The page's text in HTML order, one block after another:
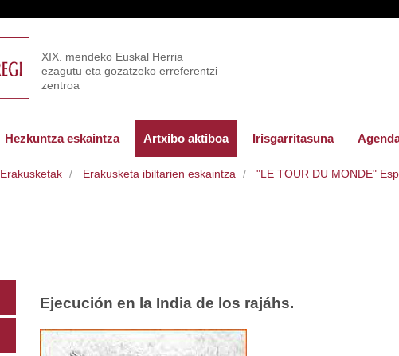
XIX. mendeko Euskal Herria
ezagutu eta gozatzeko erreferentzi
zentroa
Hezkuntza eskaintza Artxibo aktiboa Irisgarritasuna
Erakusketak Erakusketa ibiltarien eskaintza
"LE TOUR DU MONDE"
Ejecución en la India de los rajáhs.